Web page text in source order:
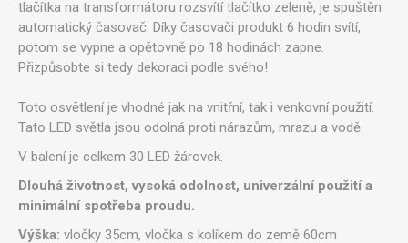
tlačítka na transformátoru rozsvítí tlačítko zeleně, je spuštěn
automatický časovač. Díky časovači produkt 6 hodin svítí,
potom se vypne a opětovně po 18 hodinách zapne.
Přizpůsobte si tedy dekoraci podle svého!
Toto osvětlení je vhodné jak na vnitřní, tak i venkovní použití.
Tato LED světla jsou odolná proti nárazům, mrazu a vodě.
V balení je celkem 30 LED žárovek.
Dlouhá životnost, vysoká odolnost, univerzální použití a
minimální spotřeba proudu.
Výška: vločky 35cm, vločka s kolíkem do země 60cm